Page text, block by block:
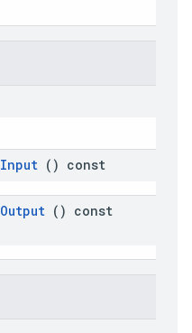
Input () const
Output () const